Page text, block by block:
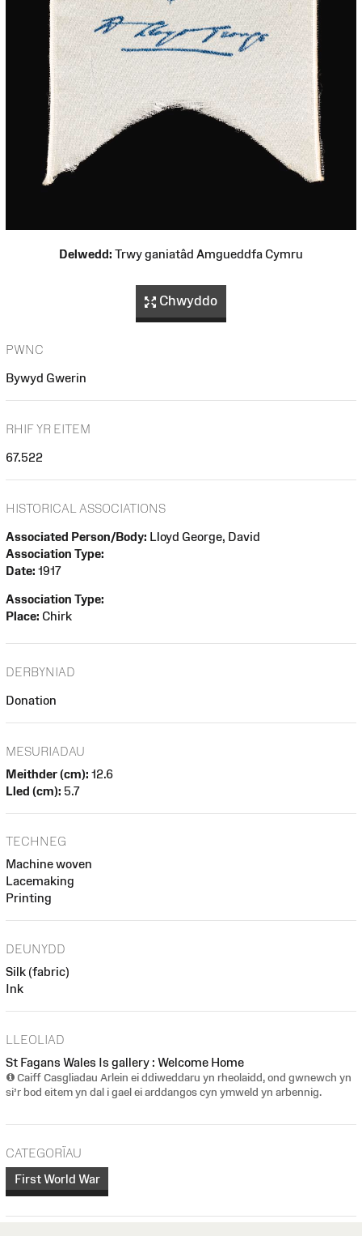
Delwedd: Trwy ganiatâd Amgueddfa Cymru
Chwyddo
PWNC
Bywyd Gwerin
RHIF YR EITEM
67.522
HISTORICAL ASSOCIATIONS
Associated Person/Body: Lloyd George, David
Association Type:
Date: 1917
Association Type:
Place: Chirk
DERBYNIAD
Donation
MESURIADAU
Meithder (cm): 12.6
Lled (cm): 5.7
TECHNEG
Machine woven
Lacemaking
Printing
DEUNYDD
Silk (fabric)
Ink
LLEOLIAD
St Fagans Wales Is gallery : Welcome Home
Caiff Casgliadau Arlein ei ddiweddaru yn rheolaidd, ond gwnewch yn
si’r bod eitem yn dal i gael ei arddangos cyn ymweld yn arbennig.
CATEGORÏAU
First World War